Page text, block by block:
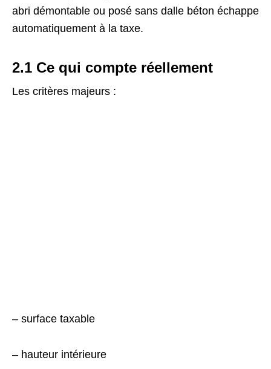
abri démontable ou posé sans dalle béton échappe
automatiquement à la taxe.
2.1 Ce qui compte réellement
Les critères majeurs :
– surface taxable
– hauteur intérieure